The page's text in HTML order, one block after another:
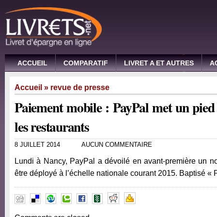
ACCUEIL COMPARATIF LIVRET A ET AUTRES
Accueil » revue de presse
Paiement mobile : PayPal met un pied
les restaurants
8 JUILLET 2014 AUCUN COMMENTAIRE
Lundi à Nancy, PayPal a dévoilé en avant-première un
être déployé à l’échelle nationale courant 2015. Baptisé